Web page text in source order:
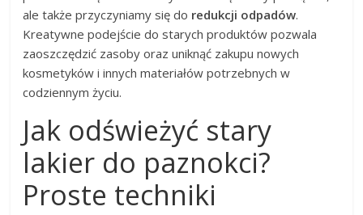
ale także przyczyniamy się do redukcji odpadów.
Kreatywne podejście do starych produktów pozwala
zaoszczędzić zasoby oraz uniknąć zakupu nowych
kosmetyków i innych materiałów potrzebnych w
codziennym życiu.
Jak odświeżyć stary
lakier do paznokci?
Proste techniki